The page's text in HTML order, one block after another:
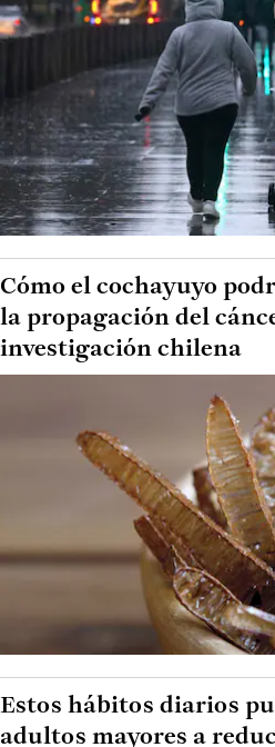
Cómo el cochayuyo
la propagación del
investigación chilena
Estos hábitos diarios
adultos mayores a